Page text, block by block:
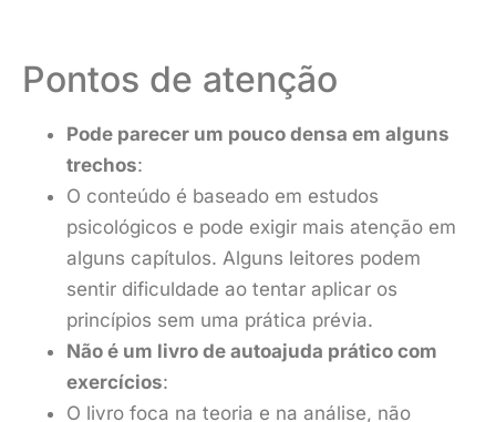
Pontos de atenção
Pode parecer um pouco densa em alguns
trechos:
O conteúdo é baseado em estudos
psicológicos e pode exigir mais atenção em
alguns capítulos. Alguns leitores podem
sentir dificuldade ao tentar aplicar os
princípios sem uma prática prévia.
Não é um livro de autoajuda prático com
exercícios:
O livro foca na teoria e na análise, não